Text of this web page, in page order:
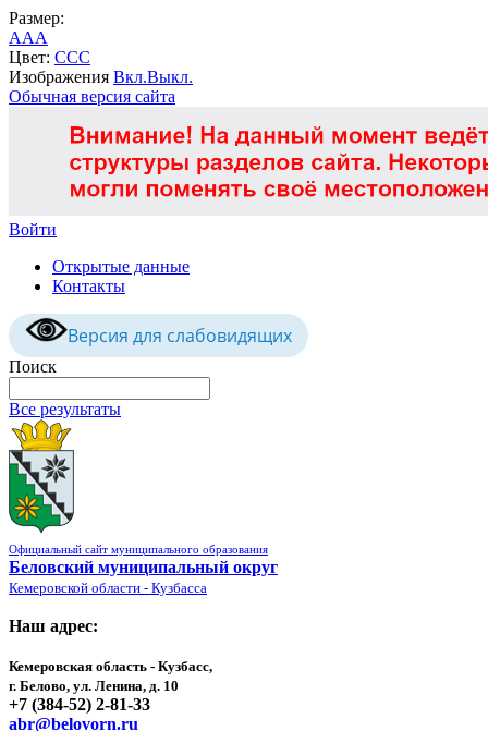
Размер:
AAA
Цвет: CCC
Изображения Вкл.Выкл.
Обычная версия сайта
Войти
Открытые данные
Контакты
Версия для слабовидящих
Поиск
Все результаты
Официальный сайт муниципального образования
Беловский муниципальный округ
Кемеровской области - Кузбасса
Наш адрес:
Кемеровская область - Кузбасс,
г. Белово, ул. Ленина, д. 10
+7 (384-52) 2-81-33
abr@belovorn.ru